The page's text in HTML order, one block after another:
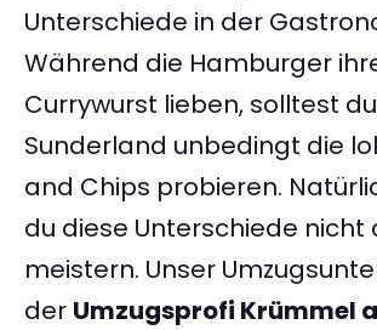
Unterschiede in der
Während die Hamburger
Currywurst lieben, solltest
Sunderland unbedingt die
and Chips probieren.
du diese Unterschiede nicht
meistern. Unser
der Umzugsprofi Krümmel